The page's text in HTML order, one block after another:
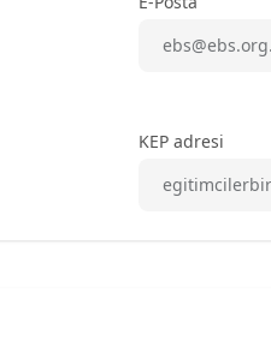
KEP adresi